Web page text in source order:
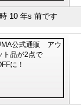
10 年s 前です